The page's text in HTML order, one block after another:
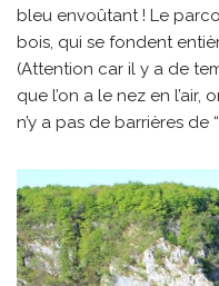
bleu envoûtant ! Le
bois, qui se fondent
(Attention car il y a de
que l’on a le nez en
n’y a pas de barrières de